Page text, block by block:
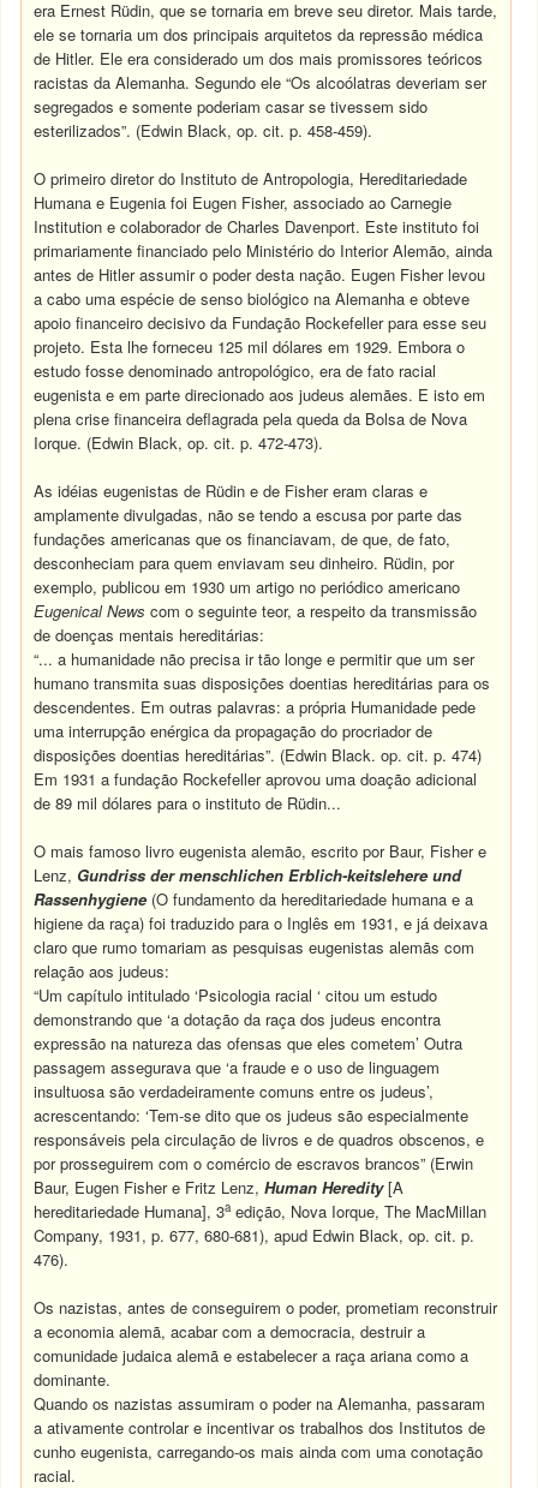
era Ernest Rüdin, que se tornaria em breve seu diretor. Mais tarde,
ele se tornaria um dos principais arquitetos da repressão médica
de Hitler. Ele era considerado um dos mais promissores teóricos
racistas da Alemanha. Segundo ele “Os alcoólatras deveriam ser
segregados e somente poderiam casar se tivessem sido
esterilizados”. (Edwin Black, op. cit. p. 458-459).
O primeiro diretor do Instituto de Antropologia, Hereditariedade
Humana e Eugenia foi Eugen Fisher, associado ao Carnegie
Institution e colaborador de Charles Davenport. Este instituto foi
primariamente financiado pelo Ministério do Interior Alemão, ainda
antes de Hitler assumir o poder desta nação. Eugen Fisher levou
a cabo uma espécie de senso biológico na Alemanha e obteve
apoio financeiro decisivo da Fundação Rockefeller para esse seu
projeto. Esta lhe forneceu 125 mil dólares em 1929. Embora o
estudo fosse denominado antropológico, era de fato racial
eugenista e em parte direcionado aos judeus alemães. E isto em
plena crise financeira deflagrada pela queda da Bolsa de Nova
Iorque. (Edwin Black, op. cit. p. 472-473).
As idéias eugenistas de Rüdin e de Fisher eram claras e
amplamente divulgadas, não se tendo a escusa por parte das
fundações americanas que os financiavam, de que, de fato,
desconheciam para quem enviavam seu dinheiro. Rüdin, por
exemplo, publicou em 1930 um artigo no periódico americano
Eugenical News com o seguinte teor, a respeito da transmissão
de doenças mentais hereditárias:
“... a humanidade não precisa ir tão longe e permitir que um ser
humano transmita suas disposições doentias hereditárias para os
descendentes. Em outras palavras: a própria Humanidade pede
uma interrupção enérgica da propagação do procriador de
disposições doentias hereditárias”. (Edwin Black. op. cit. p. 474)
Em 1931 a fundação Rockefeller aprovou uma doação adicional
de 89 mil dólares para o instituto de Rüdin...
O mais famoso livro eugenista alemão, escrito por Baur, Fisher e
Lenz, Gundriss der menschlichen Erblich-keitslehere und
Rassenhygiene (O fundamento da hereditariedade humana e a
higiene da raça) foi traduzido para o Inglês em 1931, e já deixava
claro que rumo tomariam as pesquisas eugenistas alemãs com
relação aos judeus:
“Um capítulo intitulado ‘Psicologia racial ‘ citou um estudo
demonstrando que ‘a dotação da raça dos judeus encontra
expressão na natureza das ofensas que eles cometem’ Outra
passagem assegurava que ‘a fraude e o uso de linguagem
insultuosa são verdadeiramente comuns entre os judeus’,
acrescentando: ‘Tem-se dito que os judeus são especialmente
responsáveis pela circulação de livros e de quadros obscenos, e
por prosseguirem com o comércio de escravos brancos” (Erwin
Baur, Eugen Fisher e Fritz Lenz,Human Heredity[A
hereditariedade Humana], 3aedição, Nova Iorque, The MacMillan
Company, 1931, p. 677, 680-681), apud Edwin Black, op. cit. p.
476).
Os nazistas, antes de conseguirem o poder, prometiam reconstruir
a economia alemã, acabar com a democracia, destruir a
comunidade judaica alemã e estabelecer a raça ariana como a
dominante.
Quando os nazistas assumiram o poder na Alemanha, passaram
a ativamente controlar e incentivar os trabalhos dos Institutos de
cunho eugenista, carregando-os mais ainda com uma conotação
racial.